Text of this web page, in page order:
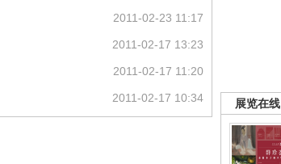
展览在线
2011-02-23 11:17
2011-02-17 13:23
2011-02-17 11:20
2011-02-17 10:34